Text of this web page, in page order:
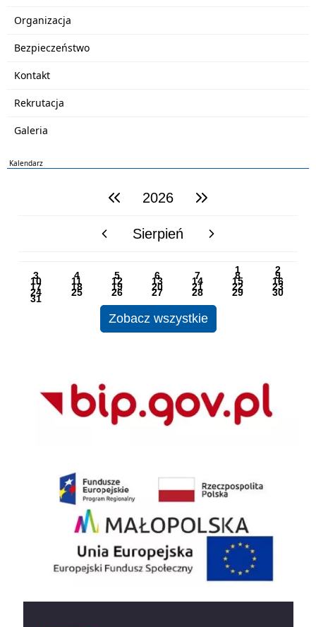
Organizacja
Bezpieczeństwo
Kontakt
Rekrutacja
Galeria
Kalendarz
poprzedni rok2026 następny rok
poprzedni miesiącSierpień następny miesiąc
1 2
3 4 5 6 7 8 9
10 11 12 13 14 15 16
17 18 19 20 21 22 23
24 25 26 27 28 29 30
31
Zobacz wszystkie